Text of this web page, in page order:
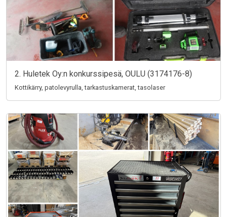
2. Huletek Oy:n konkurssipesä, OULU (3174176-8)
Kottikärry, patolevyrulla, tarkastuskamerat, tasolaser